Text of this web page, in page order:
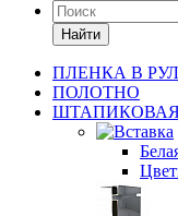
Найти
ПЛЕНКА В
ПОЛОТНО